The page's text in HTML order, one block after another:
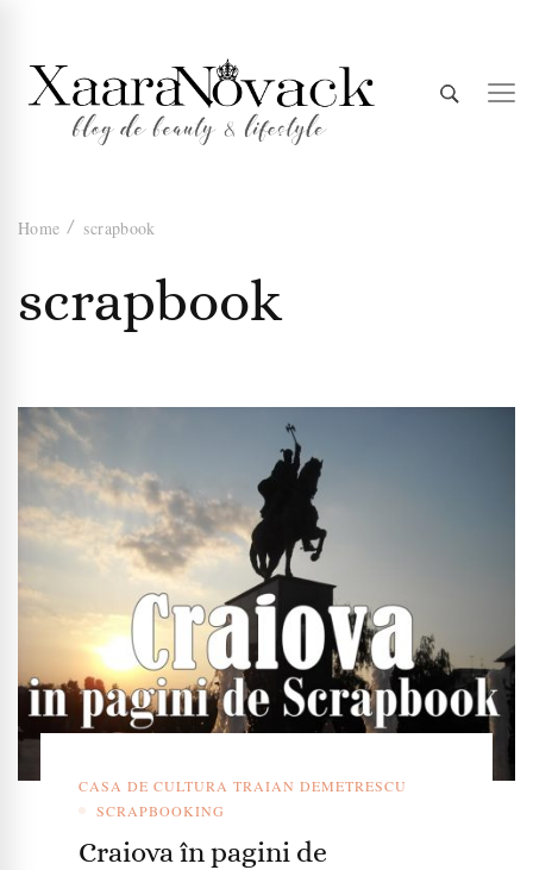
Xaara
Novack
Home scrapbook
scrapbook
CASA DE CULTURA TRAIAN DEMETRESCU
SCRAPBOOKING
Craiova în pagini de